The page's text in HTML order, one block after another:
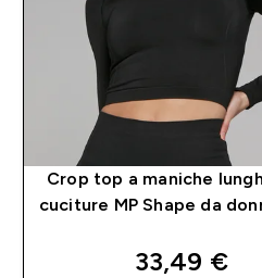
Crop top a maniche
cuciture MP Shape da
33,49 €‎